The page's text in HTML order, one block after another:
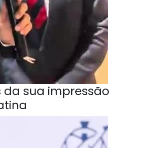
da sua impressão